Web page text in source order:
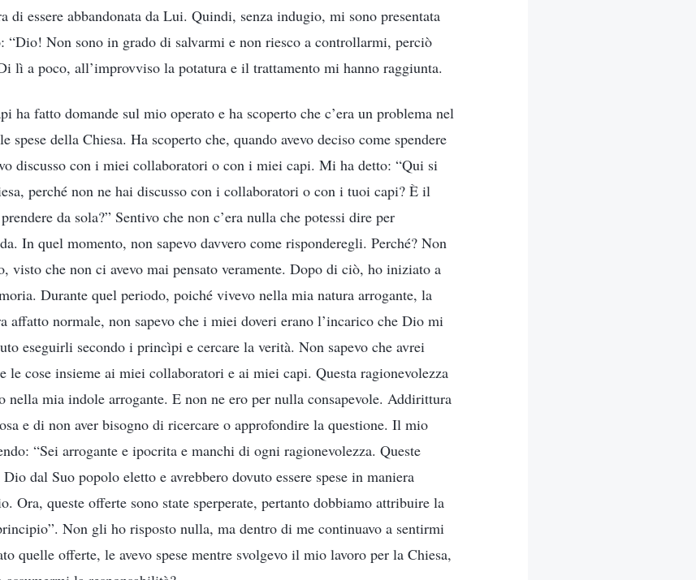
di essere abbandonata da Lui. Quindi, senza indugio, mi sono presentata
“Dio! Non sono in grado di salvarmi e non riesco a controllarmi, perciò
lì a poco, all’improvviso la potatura e il trattamento mi hanno raggiunta.
ha fatto domande sul mio operato e ha scoperto che c’era un problema nel
spese della Chiesa. Ha scoperto che, quando avevo deciso come spendere
discusso con i miei collaboratori o con i miei capi. Mi ha detto: “Qui si
perché non ne hai discusso con i collaboratori o con i tuoi capi? È il
da sola?” Sentivo che non c’era nulla che potessi dire per
In quel momento, non sapevo davvero come risponderegli. Perché? Non
visto che non ci avevo mai pensato veramente. Dopo di ciò, ho iniziato a
Durante quel periodo, poiché vivevo nella mia natura arrogante, la
affatto normale, non sapevo che i miei doveri erano l’incarico che Dio mi
eseguirli secondo i princìpi e cercare la verità. Non sapevo che avrei
le cose insieme ai miei collaboratori e ai miei capi. Questa ragionevolezza
nella mia indole arrogante. E non ne ero per nulla consapevole. Addirittura
e di non aver bisogno di ricercare o approfondire la questione. Il mio
“Sei arrogante e ipocrita e manchi di ogni ragionevolezza. Queste
dal Suo popolo eletto e avrebbero dovuto essere spese in maniera
Ora, queste offerte sono state sperperate, pertanto dobbiamo attribuire la
Non gli ho risposto nulla, ma dentro di me continuavo a sentirmi
quelle offerte, le avevo spese mentre svolgevo il mio lavoro per la Chiesa,